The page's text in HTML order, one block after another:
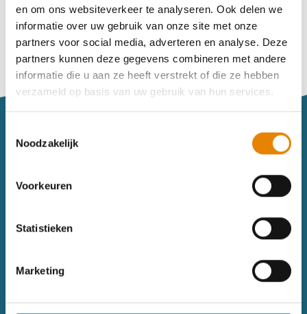
en om ons websiteverkeer te analyseren. Ook delen we
informatie over uw gebruik van onze site met onze
partners voor social media, adverteren en analyse. Deze
partners kunnen deze gegevens combineren met andere
informatie die u aan ze heeft verstrekt of die ze hebben
verzameld op basis van uw gebruik van hun services.
Noodzakelijk
Voorkeuren
Statistieken
Marketing
Maak een nieuw account aan
Vind je je weg niet goed in het wandeldagboek?
Raadpleeg dan hier de handleiding.
Wandelinspiratie
Gezondheid